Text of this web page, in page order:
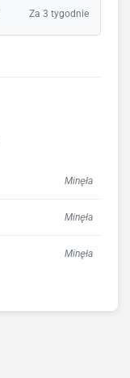
Za 3 tygodnie
Minęła
Minęła
Minęła